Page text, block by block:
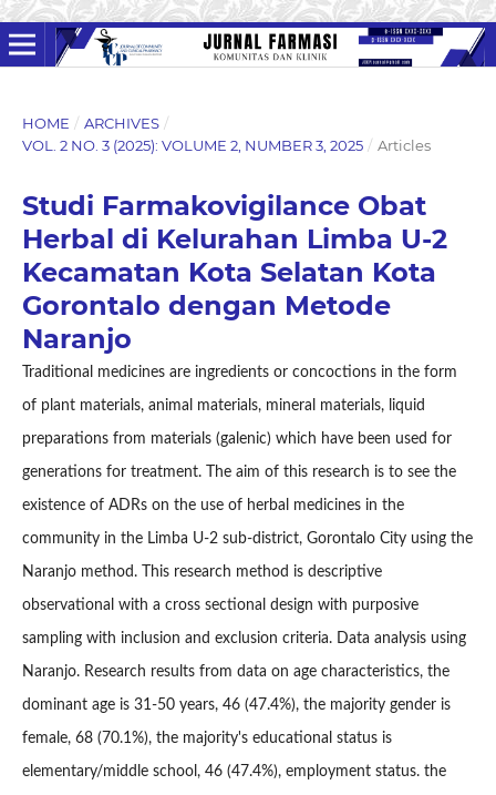
HOME / ARCHIVES /
VOL. 2 NO. 3 (2025): VOLUME 2, NUMBER 3, 2025 / Articles
Studi Farmakovigilance Obat
Herbal di Kelurahan Limba U-2
Kecamatan Kota Selatan Kota
Gorontalo dengan Metode
Naranjo
Traditional medicines are ingredients or concoctions in the form
of plant materials, animal materials, mineral materials, liquid
preparations from materials (galenic) which have been used for
generations for treatment. The aim of this research is to see the
existence of ADRs on the use of herbal medicines in the
community in the Limba U-2 sub-district, Gorontalo City using the
Naranjo method. This research method is descriptive
observational with a cross sectional design with purposive
sampling with inclusion and exclusion criteria. Data analysis using
Naranjo. Research results from data on age characteristics, the
dominant age is 31-50 years, 46 (47.4%), the majority gender is
female, 68 (70.1%), the majority's educational status is
elementary/middle school, 46 (47.4%), employment status. the